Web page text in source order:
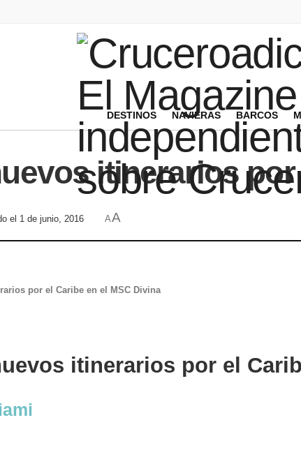
DESTINOS NAVIERAS BARCOS
itinerarios
el 1 de junio, 2016 AA
por el Caribe en el MSC Divina
itinerarios por el